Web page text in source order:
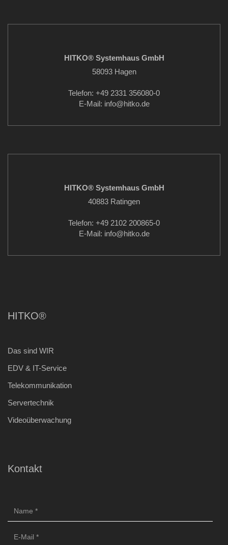
HITKO® Systemhaus GmbH
58093 Hagen
Telefon: +49 2331 356080-0
E-Mail: info@hitko.de
HITKO® Systemhaus GmbH
40883 Ratingen
Telefon: +49 2102 200865-0
E-Mail: info@hitko.de
HITKO®
Das sind WIR
EDV & IT-Service
Telekommunikation
Servertechnik
Videoüberwachung
Kontakt